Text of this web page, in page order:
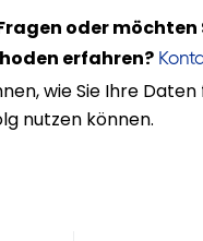
oder möchten
erfahren?
wie Sie Ihre Daten
nutzen können.